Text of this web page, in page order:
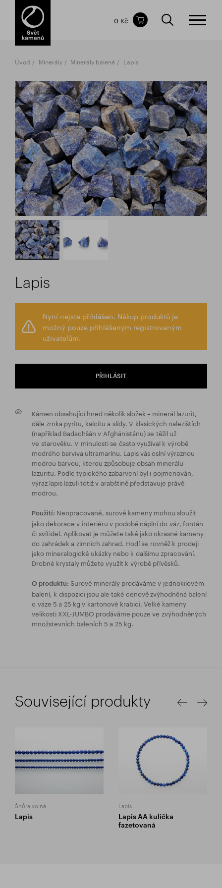
Obsah nákupního košíku
CELKOVÁ CENA
0 Kč
Úvod Minerály Minerály balené Lapis
Lapis
Nyní nejste přihlášen. Nákup produktů je
možný pouze přihlášeným registrovaným
uživatelům.
PŘIHLÁSIT
Kámen obsahující hned několik složek – minerál lazurit,
dále zrnka pyritu, kalcitu a slídy. V klasických nalezištích
(například Badachšán v Afghánistánu) se těžil už
ve starověku. V minulosti se často využíval k výrobě
modrého barviva ultramarínu. Lapis vás oslní výraznou
modrou barvou, kterou způsobuje obsah minerálu
lazuritu. Podle typického zabarvení byl i pojmenován,
výraz lapis lazuli totiž v arabštině představuje právě
modrou.
Použití: Neopracované, surové kameny mohou sloužit
jako dekorace v interiéru v podobě náplní do váz, fontán
či svítidel. Aplikovat je můžete také jako okrasné kameny
do zahrádek a zimních zahrad. Hodí se rovněž k prodeji
jako mineralogické ukázky nebo k dalšímu zpracování.
Drobné krystaly můžete využít k výrobě přívěsků.
O produktu: Surové minerály prodáváme v jednokilovém
balení, k dispozici jsou ale také cenově zvýhodněná balení
o váze 5 a 25 kg v kartonové krabici. Velké kameny
velikosti XXL-JUMBO prodáváme pouze ve zvýhodněných
množstevních baleních 5 a 25 kg.
Související produkty
Šnůra volná
Lapis
Lapis
Lapis AA kulička
fazetovaná